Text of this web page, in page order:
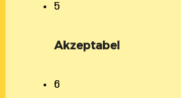
5
Akzeptabel
6